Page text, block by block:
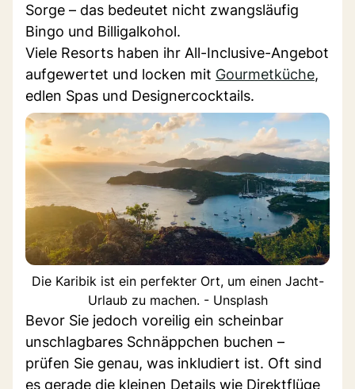
Sorge – das bedeutet nicht zwangsläufig
Bingo und Billigalkohol.
Viele Resorts haben ihr All-Inclusive-Angebot
aufgewertet und locken mit Gourmetküche,
edlen Spas und Designercocktails.
Die Karibik ist ein perfekter Ort, um einen Jacht-
Urlaub zu machen. - Unsplash
Bevor Sie jedoch voreilig ein scheinbar
unschlagbares Schnäppchen buchen –
prüfen Sie genau, was inkludiert ist. Oft sind
es gerade die kleinen Details wie Direktflüge